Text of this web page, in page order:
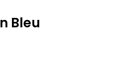
Bleu